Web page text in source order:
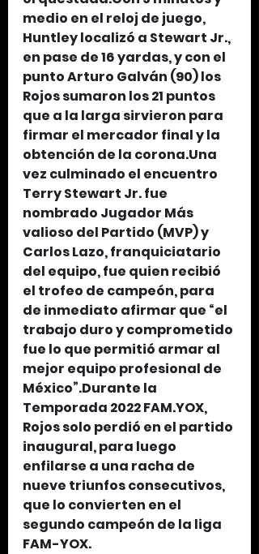
medio en el reloj de juego,
Huntley localizó a Stewart Jr.,
en pase de 16 yardas, y con el
punto Arturo Galván (90) los
Rojos sumaron los 21 puntos
que a la larga sirvieron para
firmar el mercador final y la
obtención de la corona.Una
vez culminado el encuentro
Terry Stewart Jr. fue
nombrado Jugador Más
valioso del Partido (MVP) y
Carlos Lazo, franquiciatario
del equipo, fue quien recibió
el trofeo de campeón, para
de inmediato afirmar que “el
trabajo duro y comprometido
fue lo que permitió armar al
mejor equipo profesional de
México”.Durante la
Temporada 2022 FAM.YOX,
Rojos solo perdió en el partido
inaugural, para luego
enfilarse a una racha de
nueve triunfos consecutivos,
que lo convierten en el
segundo campeón de la liga
FAM-YOX.